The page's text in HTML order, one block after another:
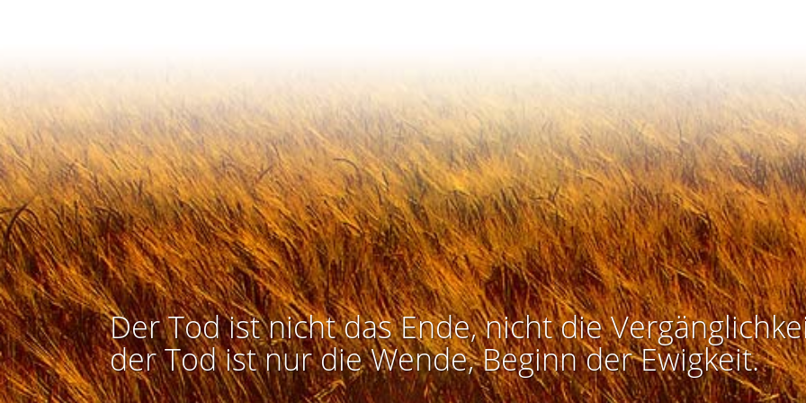
Der Tod ist nicht das Ende, nicht die
der Tod ist nur die Wende, Beginn der Ewigkeit.